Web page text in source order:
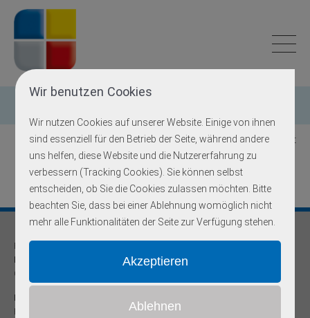
Wir benutzen Cookies
Wir nutzen Cookies auf unserer Website. Einige von ihnen
sind essenziell für den Betrieb der Seite, während andere
uns helfen, diese Website und die Nutzererfahrung zu
verbessern (Tracking Cookies). Sie können selbst
entscheiden, ob Sie die Cookies zulassen möchten. Bitte
beachten Sie, dass bei einer Ablehnung womöglich nicht
mehr alle Funktionalitäten der Seite zur Verfügung stehen.
Zurück zur Übersicht
Praxis für
Humangenetik und Prävention
Onkogenetische Schwerpunktpraxis
Dr. med Robert Hering
Facharzt für Humangenetik